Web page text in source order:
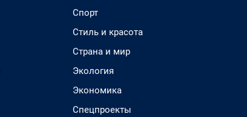
Спорт
Стиль и красота
Страна и мир
Экология
Экономика
Спецпроекты